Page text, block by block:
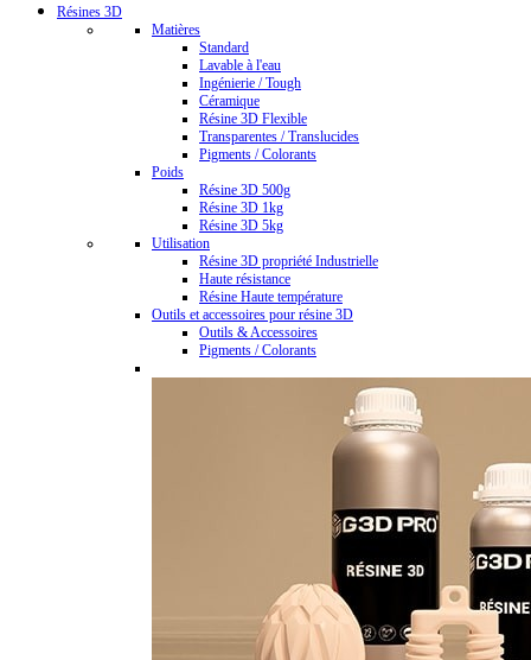
Résines 3D
Matières
Standard
Lavable à l'eau
Ingénierie / Tough
Céramique
Résine 3D Flexible
Transparentes / Translucides
Pigments / Colorants
Poids
Résine 3D 500g
Résine 3D 1kg
Résine 3D 5kg
Utilisation
Résine 3D propriété Industrielle
Haute résistance
Résine Haute température
Outils et accessoires pour résine 3D
Outils & Accessoires
Pigments / Colorants